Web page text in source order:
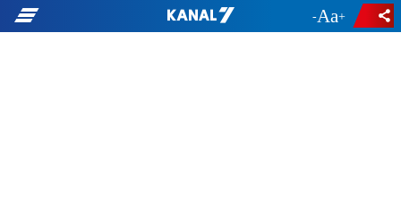
- +